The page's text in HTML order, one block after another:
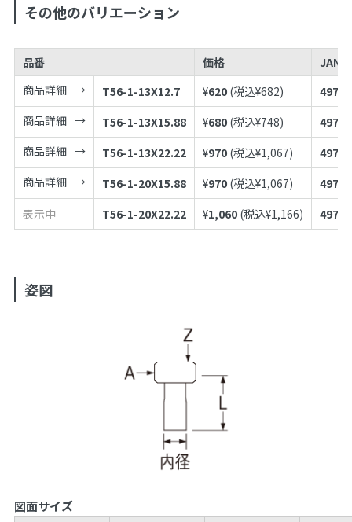
その他のバリエーション
品番 価格
JAN
商品詳細
T56-1-13X12.7 ¥620 (税込¥682)
商品詳細
T56-1-13X15.88 ¥680 (税込¥748)
商品詳細
T56-1-13X22.22 ¥970 (税込¥1,067)
商品詳細
T56-1-20X15.88 ¥970 (税込¥1,067)
表示中
T56-1-20X22.22 ¥1,060 (税込¥1,166)
姿図
図面サイズ